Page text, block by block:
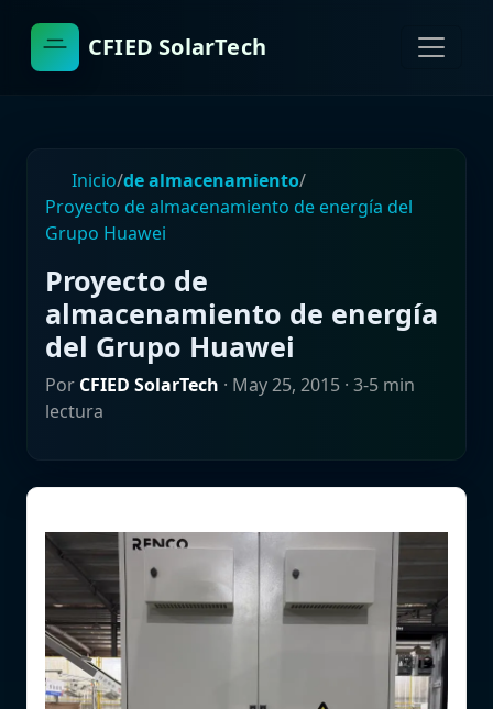
CFIED SolarTech
Inicio/de almacenamiento/
Proyecto de almacenamiento de energía del
Grupo Huawei
Proyecto de
almacenamiento de energía
del Grupo Huawei
Por CFIED SolarTech · May 25, 2015 · 3-5 min
lectura